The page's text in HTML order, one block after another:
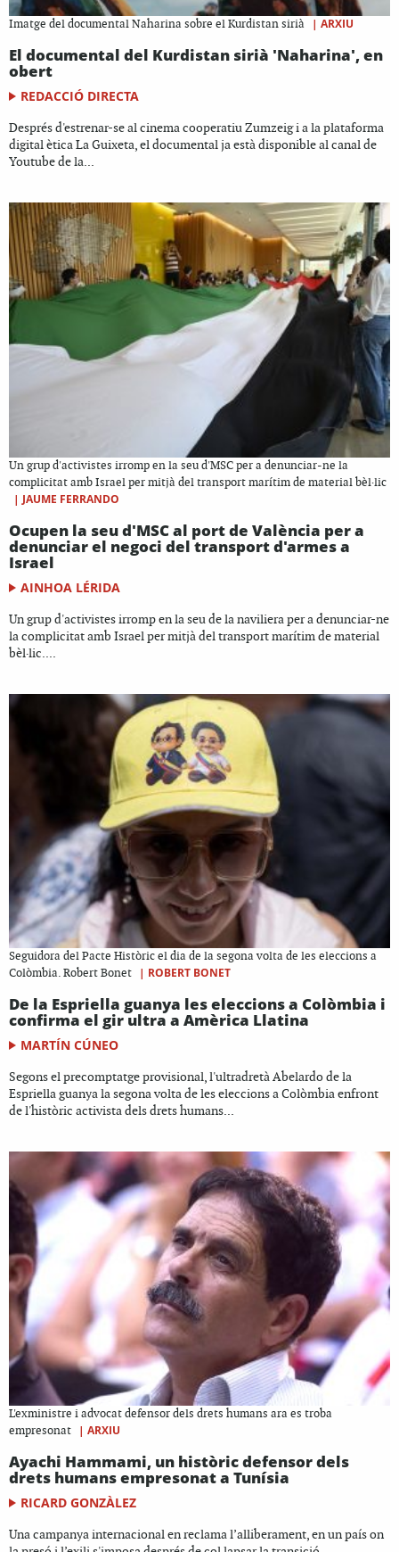
Imatge del documental Naharina sobre el Kurdistan sirià | ARXIU
El documental del Kurdistan sirià 'Naharina', en
obert
REDACCIÓ DIRECTA
Després d'estrenar-se al cinema cooperatiu Zumzeig i a la plataforma
digital ètica La Guixeta, el documental ja està disponible al canal de
Youtube de la...
Un grup d'activistes irromp en la seu d'MSC per a denunciar-ne la
complicitat amb Israel per mitjà del transport marítim de material bèl·lic
| JAUME FERRANDO
Ocupen la seu d'MSC al port de València per a
denunciar el negoci del transport d'armes a
Israel
AINHOA LÉRIDA
Un grup d'activistes irromp en la seu de la naviliera per a denunciar-ne
la complicitat amb Israel per mitjà del transport marítim de material
bèl·lic....
Seguidora del Pacte Històric el dia de la segona volta de les eleccions a
Colòmbia. Robert Bonet
| ROBERT BONET
De la Espriella guanya les eleccions a Colòmbia i
confirma el gir ultra a Amèrica Llatina
MARTÍN CÚNEO
Segons el precomptatge provisional, l'ultradretà Abelardo de la
Espriella guanya la segona volta de les eleccions a Colòmbia enfront
de l'històric activista dels drets humans...
L'exministre i advocat defensor dels drets humans ara es troba
empresonat
| ARXIU
Ayachi Hammami, un històric defensor dels
drets humans empresonat a Tunísia
RICARD GONZÀLEZ
Una campanya internacional en reclama l’alliberament, en un país on